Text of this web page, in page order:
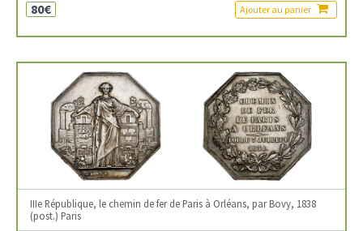
80€ Ajouter au panier
IIIe République, le chemin de fer de Paris à Orléans, par Bovy, 1838
(post.) Paris